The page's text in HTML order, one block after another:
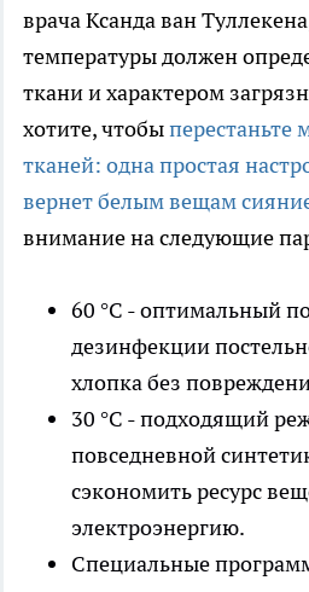
врача Ксанда ван
температуры должен
ткани и характером
хотите, чтобыперестаньте
тканей: одна простая
вернет белым вещам
внимание на следующие
60 °C - оптимальный
дезинфекции
хлопка без
30 °C - подходящий
повседневной
сэкономить ресурс
электроэнергию.
Специальные